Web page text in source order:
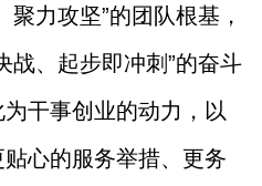
力攻坚”的团队根基，
战、起步即冲刺”的奋斗
干事创业的动力，以
心的服务举措、更务